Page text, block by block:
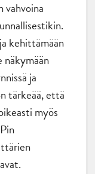
kehittämään
ja
tärkeää, että
myös